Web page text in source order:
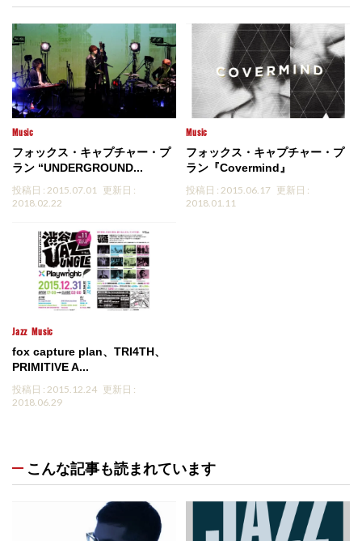
Music
フォックス・キャプチャー・プ
ラン “UNDERGROUND...
投稿日 : 2015.07.01 更新日 :
2018.02.22
Music
フォックス・キャプチャー・プ
ラン『Covermind』
投稿日 : 2015.06.17 更新日 :
2018.01.11
Jazz Music
fox capture plan、TRI4TH、
PRIMITIVE A...
投稿日 : 2015.12.24 更新日 :
2018.06.29
こんな記事も読まれています